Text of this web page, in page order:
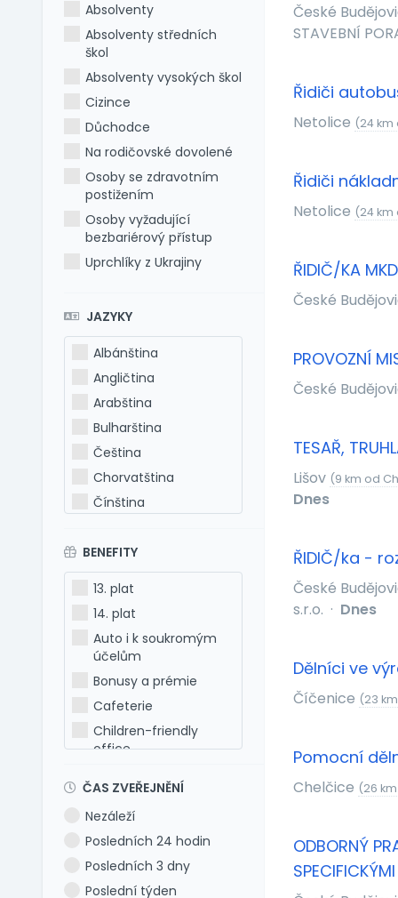
Absolventy
Absolventy středních
škol
Absolventy vysokých škol
Cizince
Důchodce
Na rodičovské dovolené
Osoby se zdravotním
postižením
Osoby vyžadující
bezbariérový přístup
Uprchlíky z Ukrajiny
JAZYKY
Albánština
Angličtina
Arabština
Bulharština
Čeština
Chorvatština
Čínština
Francouzština
Hebrejština
Holandština
Italština
Japonština
Latina
Litevština
Lotyšština
Maďarština
Makedonština
Polština
Portugalština
Rumunština
BENEFITY
13. plat
14. plat
Auto i k soukromým
účelům
Bonusy a prémie
Cafeterie
Children-friendly
office
Dovolená 6 týdnů
Dovolená navíc
Firemní akce
ČAS ZVEŘEJNĚNÍ
Nezáleží
Posledních 24 hodin
Posledních 3 dny
Poslední týden
České
STAVEBNÍ
Řidiči
Netolice (24
Řidiči
Netolice (24
ŘIDIČ/KA MKD
České
PROVOZNÍ
České
TESAŘ,
Lišov (9 km od
Dnes
ŘIDIČ/ka -
České
s.r.o. · Dnes
Dělníci ve
Číčenice (23
Pomocní
Chelčice (26
ODBORNÝ